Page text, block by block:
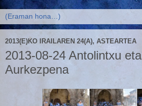
2013(E)KO IRAILAREN 24(A), ASTEARTEA
2013-08-24 Antolintxu
Aurkezpena